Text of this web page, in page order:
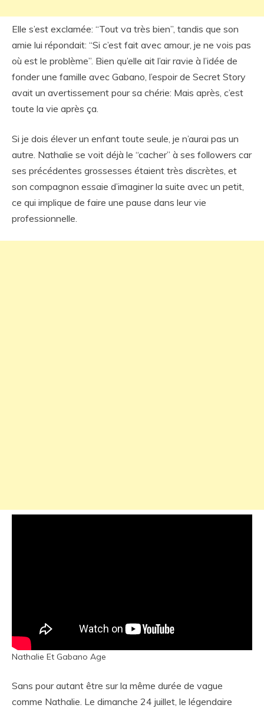
Elle s’est exclamée: “Tout va très bien”, tandis que son
amie lui répondait: “Si c’est fait avec amour, je ne vois pas
où est le problème”. Bien qu’elle ait l’air ravie à l’idée de
fonder une famille avec Gabano, l’espoir de Secret Story
avait un avertissement pour sa chérie: Mais après, c’est
toute la vie après ça.
Si je dois élever un enfant toute seule, je n’aurai pas un
autre. Nathalie se voit déjà le “cacher” à ses followers car
ses précédentes grossesses étaient très discrètes, et
son compagnon essaie d’imaginer la suite avec un petit,
ce qui implique de faire une pause dans leur vie
professionnelle.
Nathalie Et Gabano Age
Sans pour autant être sur la même durée de vague
comme Nathalie. Le dimanche 24 juillet, le légendaire